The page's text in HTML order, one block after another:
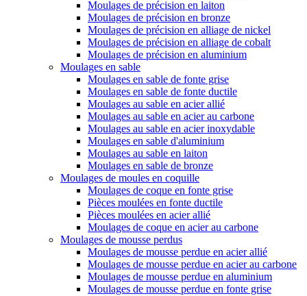
Moulages de précision en laiton
Moulages de précision en bronze
Moulages de précision en alliage de nickel
Moulages de précision en alliage de cobalt
Moulages de précision en aluminium
Moulages en sable
Moulages en sable de fonte grise
Moulages en sable de fonte ductile
Moulages au sable en acier allié
Moulages au sable en acier au carbone
Moulages au sable en acier inoxydable
Moulages en sable d'aluminium
Moulages au sable en laiton
Moulages en sable de bronze
Moulages de moules en coquille
Moulages de coque en fonte grise
Pièces moulées en fonte ductile
Pièces moulées en acier allié
Moulages de coque en acier au carbone
Moulages de mousse perdus
Moulages de mousse perdue en acier allié
Moulages de mousse perdue en acier au carbone
Moulages de mousse perdue en aluminium
Moulages de mousse perdue en fonte grise